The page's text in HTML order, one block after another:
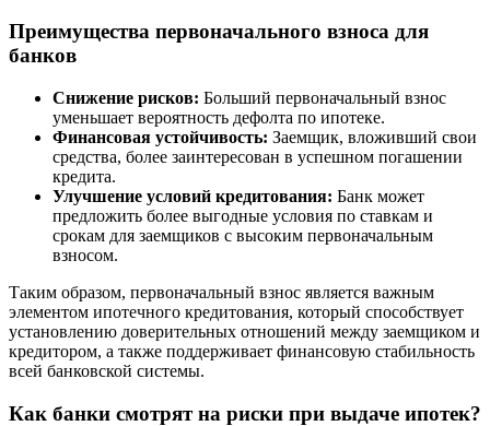
Преимущества первоначального взноса для
банков
Снижение рисков: Больший первоначальный взнос
уменьшает вероятность дефолта по ипотеке.
Финансовая устойчивость: Заемщик, вложивший свои
средства, более заинтересован в успешном погашении
кредита.
Улучшение условий кредитования: Банк может
предложить более выгодные условия по ставкам и
срокам для заемщиков с высоким первоначальным
взносом.
Таким образом, первоначальный взнос является важным
элементом ипотечного кредитования, который способствует
установлению доверительных отношений между заемщиком и
кредитором, а также поддерживает финансовую стабильность
всей банковской системы.
Как банки смотрят на риски при выдаче ипотек?